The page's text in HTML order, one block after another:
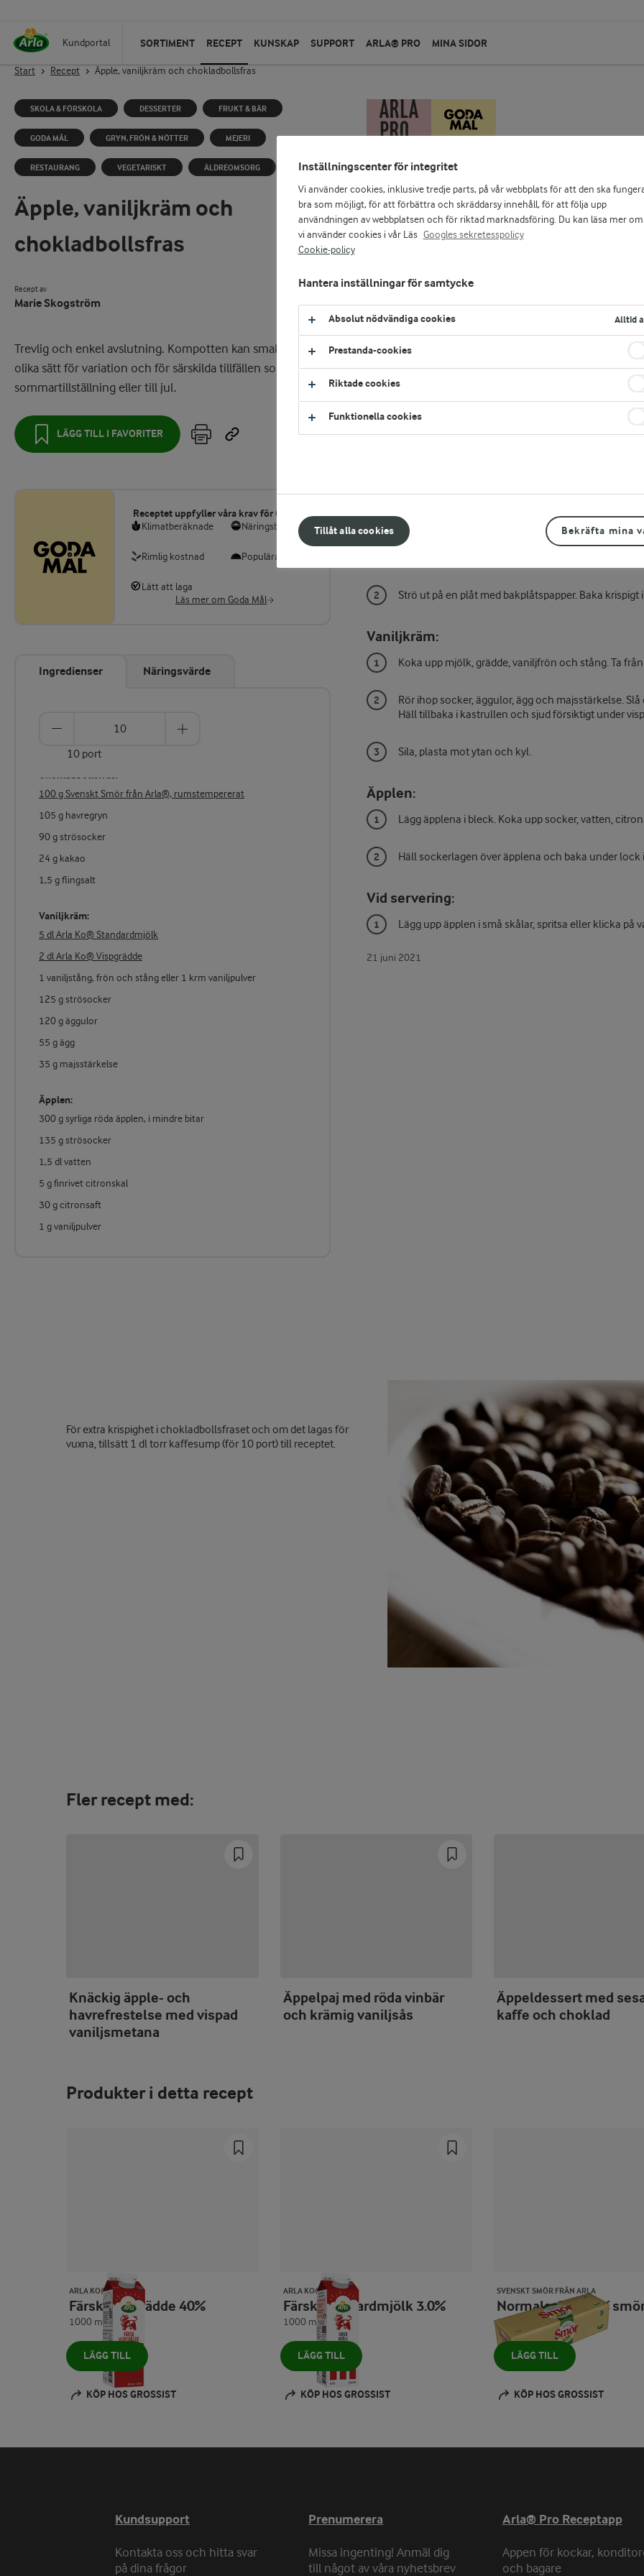
Kundportal SORTIMENT RECEPT KUNSKAP SUPPORT ARLA® PRO MINA SIDOR
Start Recept Äpple, vaniljkräm och chokladbollsfras
SKOLA & FÖRSKOLA DESSERTER FRUKT & BÄR
GODA MÅL GRYN, FRÖN & NÖTTER MEJERI
RESTAURANG VEGETARISKT ÄLDREOMSORG
Äpple, vaniljkräm och
chokladbollsfras
Recept av
Marie Skogström
Trevlig och enkel avslutning. Kompotten kan smaksättas på
olika sätt för variation och för särskilda tillfällen som
sommartillställning eller till jul.
LÄGG TILL I FAVORITER
Receptet uppfyller våra krav för Goda Mål
Klimatberäknade Näringsberäknade
Rimlig kostnad Populära smaker
Lätt att laga
Läs mer om Goda Mål
Ingredienser Näringsvärde
10 port
Chokladbollsfras:
100 g Svenskt Smör från Arla®, rumstempererat
105 g havregryn
90 g strösocker
24 g kakao
1,5 g flingsalt
Vaniljkräm:
5 dl Arla Ko® Standardmjölk
2 dl Arla Ko® Vispgrädde
1 vaniljstång, frön och stång eller 1 krm vaniljpulver
125 g strösocker
120 g äggulor
55 g ägg
35 g majsstärkelse
Äpplen:
300 g syrliga röda äpplen, i mindre bitar
135 g strösocker
1,5 dl vatten
5 g finrivet citronskal
30 g citronsaft
1 g vaniljpulver
Gör så här
Chokladbollsfras:
Strö ut på en plåt med bakplåtspapper. Baka
Vaniljkräm:
Koka upp mjölk, grädde, vaniljfrön och stång. Ta
Rör ihop socker, äggulor, ägg och majsstärkelse.
Häll tillbaka i kastrullen och sjud försiktigt under
Sila, plasta mot ytan och kyl.
Äpplen:
Lägg äpplena i bleck. Koka upp socker, vatten,
Häll sockerlagen över äpplena och baka under lock
Vid servering:
Lägg upp äpplen i små skålar, spritsa eller klicka
21 juni 2021
För extra krispighet i chokladbollsfraset och om det lagas för
vuxna, tillsätt 1 dl torr kaffesump (för 10 port) till receptet.
Fler recept med:
Knäckig äpple- och
havrefrestelse med vispad
vaniljsmetana
Äppelpaj med röda vinbär
och krämig vaniljsås
Äppeldessert med
kaffe och choklad
Produkter i detta recept
ARLA KO®
Färsk vispgrädde 40%
1000 ml
LÄGG TILL
KÖP HOS GROSSIST
ARLA KO®
Färsk standardmjölk 3.0%
1000 ml
LÄGG TILL
KÖP HOS GROSSIST
SVENSKT SMÖR FRÅN ARLA
Normalsaltat 82%
1000 g
LÄGG TILL
KÖP HOS GROSSIST
Kundsupport
Kontakta oss och hitta svar
på dina frågor
Prenumerera
Missa ingenting! Anmäl dig
till något av våra nyhetsbrev
Arla® Pro Receptapp
Appen för kockar,
och bagare
Inställningscenter för integritet
Vi använder cookies, inklusive tredje parts, på vår webbplats för att den ska
bra som möjligt, för att förbättra och skräddarsy innehåll, för att följa upp
användningen av webbplatsen och för riktad marknadsföring. Du kan läsa mer
vi använder cookies i vår Läs Googles sekretesspolicy
Cookie-policy
Tillåt alla cookies
Hantera inställningar för samtycke
Absolut nödvändiga cookies Alltid
Prestanda-cookies
Riktade cookies
Funktionella cookies
Bekräfta mina